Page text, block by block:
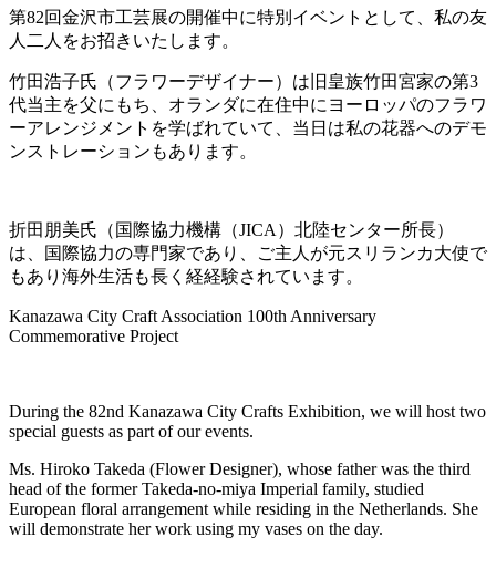
第82回金沢市工芸展の開催中に特別イベントとして、私の友
人二人をお招きいたします。
竹田浩子氏（フラワーデザイナー）は旧皇族竹田宮家の第3
代当主を父にもち、オランダに在住中にヨーロッパのフラワ
ーアレンジメントを学ばれていて、当日は私の花器へのデモ
ンストレーションもあります。
折田朋美氏（国際協力機構（JICA）北陸センター所長）
は、国際協力の専門家であり、ご主人が元スリランカ大使で
もあり海外生活も長く経経験されています。
Kanazawa City Craft Association 100th Anniversary
Commemorative Project
During the 82nd Kanazawa City Crafts Exhibition, we will host two
special guests as part of our events.
Ms. Hiroko Takeda (Flower Designer), whose father was the third
head of the former Takeda-no-miya Imperial family, studied
European floral arrangement while residing in the Netherlands. She
will demonstrate her work using my vases on the day.